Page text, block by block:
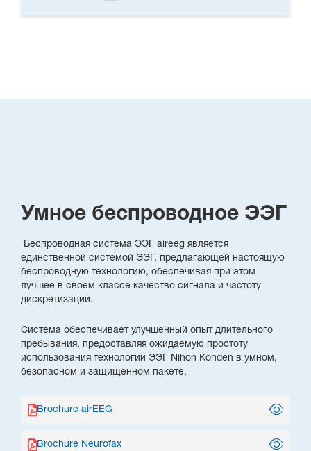
Умное беспроводное ЭЭГ
Беспроводная система ЭЭГ aireeg является
единственной системой ЭЭГ, предлагающей настоящую
беспроводную технологию, обеспечивая при этом
лучшее в своем классе качество сигнала и частоту
дискретизации.
Система обеспечивает улучшенный опыт длительного
пребывания, предоставляя ожидаемую простоту
использования технологии ЭЭГ Nihon Kohden в умном,
безопасном и защищенном пакете.
Brochure airEEG
Brochure Neurofax